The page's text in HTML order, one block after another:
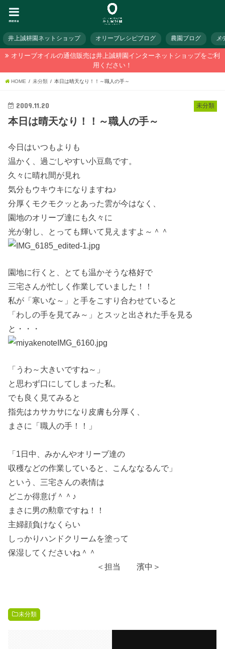
menu
井上誠耕園ネットショップ オリーブレシピブログ 農園ブログ メ
オリーブオイルの通信販売は井上誠耕園インターネットショップをご利
用ください！
HOME 未分類 本日は晴天なり！！～職人の手～
未分類
2009.11.20
本日は晴天なり！！～職人の手～
今日はいつもよりも
温かく、過ごしやすい小豆島です。
久々に晴れ間が見れ
気分もウキウキになりますね♪
分厚くモクモクッとあった雲が今はなく、
園地のオリーブ達にも久々に
光が射し、とっても輝いて見えますよ～＾＾
園地に行くと、とても温かそうな格好で
三宅さんが忙しく作業していました！！
私が「寒いな～」と手をこすり合わせていると
「わしの手を見てみ～」とスッと出された手を見る
と・・・
「うわ～大きいですね～」
と思わず口にしてしまった私。
でも良く見てみると
指先はカサカサになり皮膚も分厚く、
まさに「職人の手！！」
「1日中、みかんやオリーブ達の
収穫などの作業していると、こんななるんで」
という、三宅さんの表情は
どこか得意げ＾＾♪
まさに男の勲章ですね！！
主婦顔負けなくらい
しっかりハンドクリームを塗って
保湿してくださいね＾＾
＜担当 濱中＞
未分類